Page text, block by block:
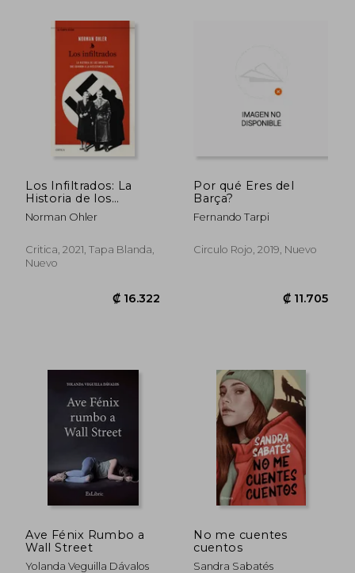
₡ 11.458
Los Infiltrados: La
Historia de los
Amantes que Guiaron
a la Resistencia
Vivido)
Norman Ohler
Critica, 2021, Tapa Blanda,
Nuevo
Por qué Eres del
Barça?
Fernando Tarpi
Circulo Rojo, 2019, Nuevo
Ave Fénix Rumbo a
Wall Street
Yolanda Veguilla Dávalos
No me cuentes
cuentos
Sandra Sabatés